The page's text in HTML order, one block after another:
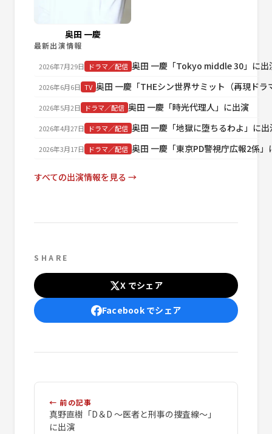
奥田 一慶
最新出演情報
2026年7月29日 ドラマ／配信 奥田 一慶「Tokyo middle 30」に出
2026年6月6日 TV 奥田 一慶「THEシン世界サミット（再現ド
2026年5月2日 ドラマ／配信 奥田 一慶「時光代理人」に出演
2026年4月27日 ドラマ／配信 奥田 一慶「地獄に堕ちるわよ」に出
2026年3月17日 ドラマ／配信 奥田 一慶「東京PD警視庁広報2係」
すべての出演情報を見る →
SHARE
X でシェア
Facebook でシェア
← 前の記事
真野直樹「D＆D 〜医者と刑事の捜査線〜」
に出演